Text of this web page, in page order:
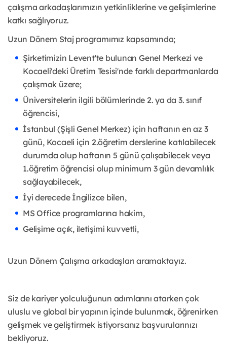
çalışma arkadaşlarımızın yetkinliklerine ve gelişimlerine
katkı sağlıyoruz.
Uzun Dönem Staj programımız kapsamında;
Şirketimizin Levent'te bulunan Genel Merkezi ve
Kocaeli'deki Üretim Tesisi'nde farklı departmanlarda
çalışmak üzere;
Üniversitelerin ilgili bölümlerinde 2. ya da 3. sınıf
öğrencisi,
İstanbul (Şişli Genel Merkez) için haftanın en az 3
günü, Kocaeli için 2.öğretim derslerine katılabilecek
durumda olup haftanın 5 günü çalışabilecek veya
1.öğretim öğrencisi olup minimum 3 gün devamlılık
sağlayabilecek,
İyi derecede İngilizce bilen,
MS Office programlarına hakim,
Gelişime açık, iletişimi kuvvetli,
Uzun Dönem Çalışma arkadaşları aramaktayız.
Siz de kariyer yolculuğunun adımlarını atarken çok
uluslu ve global bir yapının içinde bulunmak, öğrenirken
gelişmek ve geliştirmek istiyorsanız başvurularınızı
bekliyoruz.